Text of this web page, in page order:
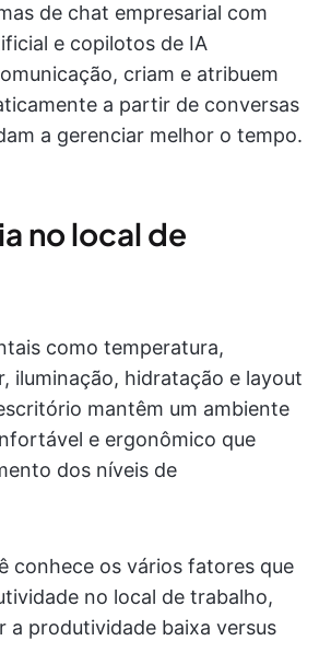
de chat empresarial com
e copilotos de IA
criam e atribuem
a partir de conversas
a gerenciar melhor o tempo.
no local de
como temperatura,
iluminação, hidratação e layout
mantêm um ambiente
e ergonômico que
dos níveis de
conhece os vários fatores que
no local de trabalho,
a produtividade baixa versus